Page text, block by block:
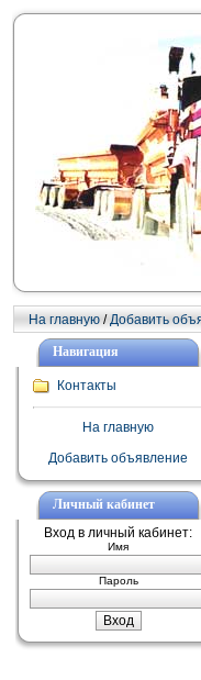
На главную /Добавить
Навигация
Контакты
На главную
Добавить объявление
Личный кабинет
Вход в личный кабинет:
Имя
Пароль